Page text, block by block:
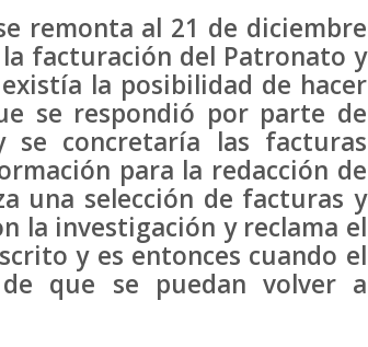
remonta al 21 de diciembre
facturación del Patronato y
la posibilidad de hacer
se respondió por parte de
concretaría las facturas
para la redacción de
una selección de facturas y
la investigación y reclama el
y es entonces cuando el
que se puedan volver a